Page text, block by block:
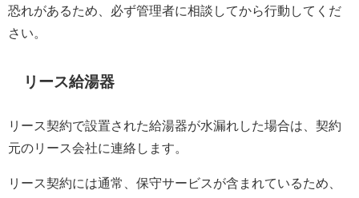
恐れがあるため、必ず管理者に相談してから行動してくだ
さい。
リース給湯器
リース契約で設置された給湯器が水漏れした場合は、契約
元のリース会社に連絡します。
リース契約には通常、保守サービスが含まれているため、